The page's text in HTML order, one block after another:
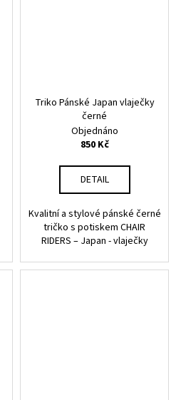
Triko Pánské Japan vlaječky
černé
Objednáno
850 Kč
DETAIL
Kvalitní a stylové pánské černé
tričko s potiskem CHAIR
RIDERS – Japan - vlaječky